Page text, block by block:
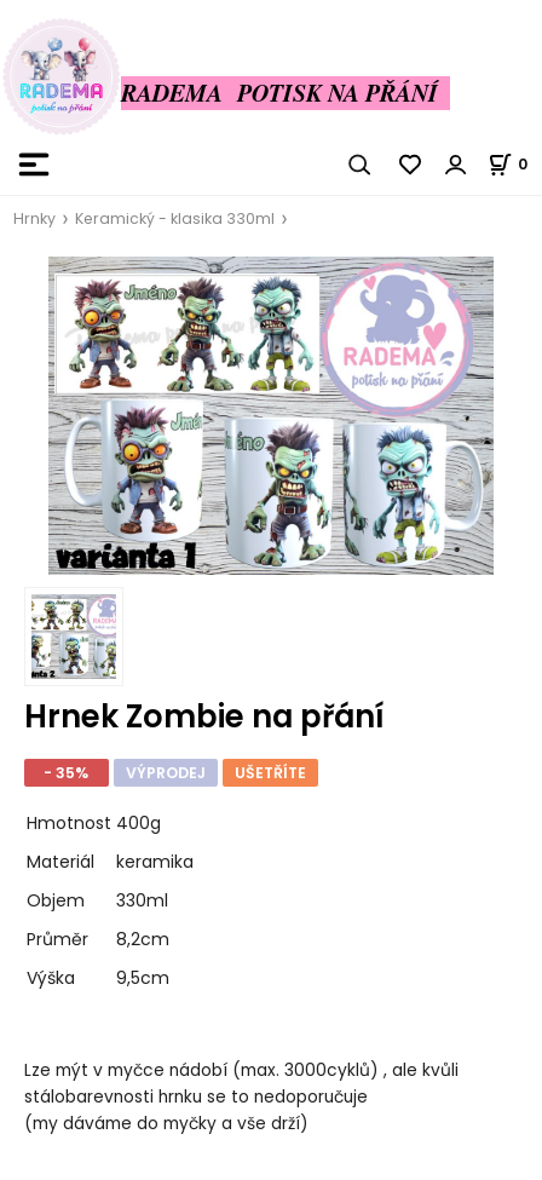
RADEMA POTISK NA PŘÁNÍ
0
Hrnky Keramický - klasika 330ml
Hrnek Zombie na přání
- 35% VÝPRODEJ UŠETŘÍTE
Hmotnost 400g
Materiál
keramika
Objem
330ml
Průměr
8,2cm
Výška
9,5cm
Lze mýt v myčce nádobí (max. 3000cyklů) , ale kvůli
stálobarevnosti hrnku se to nedoporučuje
(my dáváme do myčky a vše drží)